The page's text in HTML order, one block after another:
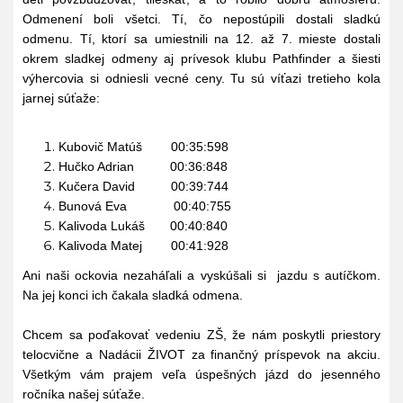
Odmenení boli všetci. Tí, čo nepostúpili dostali sladkú
odmenu. Tí, ktorí sa umiestnili na 12. až 7. mieste dostali
okrem sladkej odmeny aj prívesok klubu Pathfinder a šiesti
výhercovia si odniesli vecné ceny. Tu sú víťazi tretieho kola
jarnej súťaže:
Kubovič Matúš
00:35:598
Hučko Adrian
00:36:848
Kučera David
00:39:744
Bunová Eva
00:40:755
Kalivoda Lukáš
00:40:840
Kalivoda Matej
00:41:928
Ani naši ockovia nezaháľali a vyskúšali si
jazdu s autíčkom.
Na jej konci ich čakala sladká odmena.
Chcem sa poďakovať vedeniu ZŠ, že nám poskytli priestory
telocvične a Nadácii ŽIVOT za finančný príspevok na akciu.
Všetkým vám prajem veľa úspešných jázd do jesenného
ročníka našej súťaže.